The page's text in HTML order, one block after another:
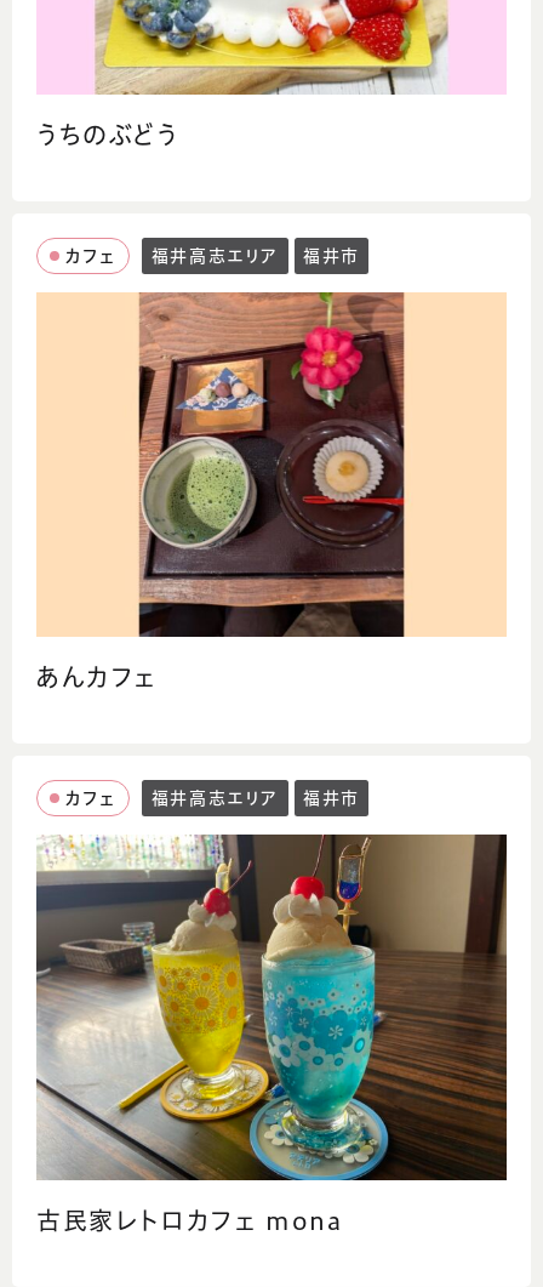
うちのぶどう
カフェ 福井高志エリア 福井市
あんカフェ
カフェ 福井高志エリア 福井市
古民家レトロカフェ mona